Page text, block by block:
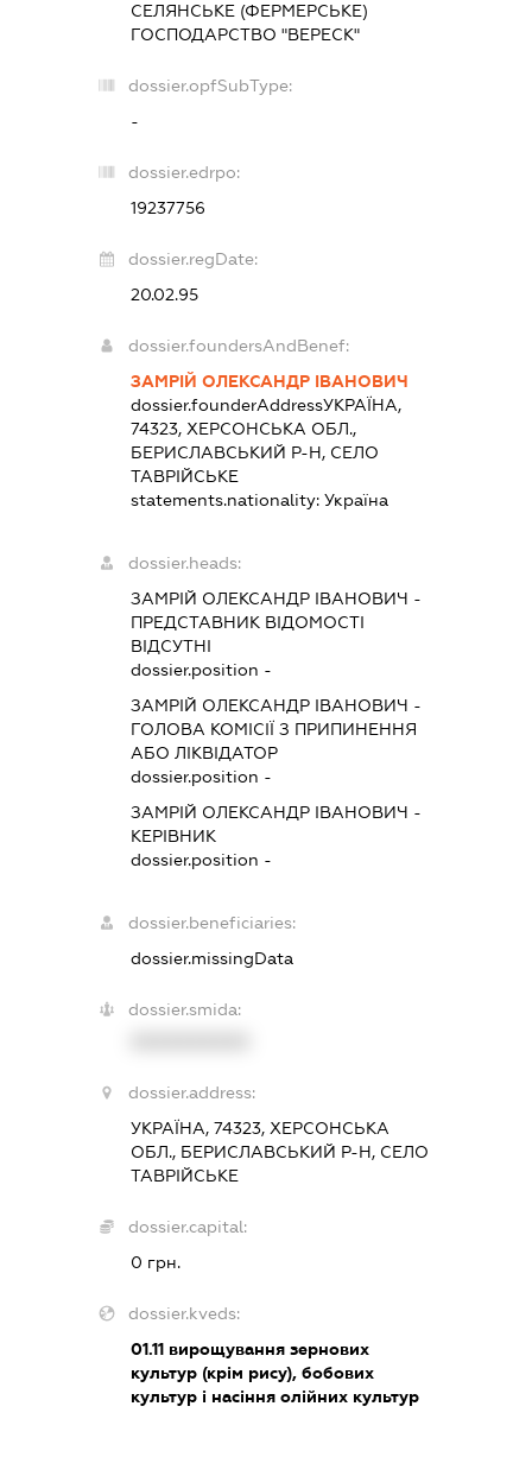
СЕЛЯНСЬКЕ (ФЕРМЕРСЬКЕ)
ГОСПОДАРСТВО "ВЕРЕСК"
dossier.opfSubType:
-
dossier.edrpo:
19237756
dossier.regDate:
20.02.95
dossier.foundersAndBenef:
ЗАМРІЙ ОЛЕКСАНДР ІВАНОВИЧ
dossier.founderAddressУКРАЇНА,
74323, ХЕРСОНСЬКА ОБЛ.,
БЕРИСЛАВСЬКИЙ Р-Н, СЕЛО
ТАВРІЙСЬКЕ
statements.nationality:Україна
dossier.heads:
ЗАМРІЙ ОЛЕКСАНДР ІВАНОВИЧ -
ПРЕДСТАВНИК ВІДОМОСТІ
ВІДСУТНІ
dossier.position -
ЗАМРІЙ ОЛЕКСАНДР ІВАНОВИЧ -
ГОЛОВА КОМІСІЇ З ПРИПИНЕННЯ
АБО ЛІКВІДАТОР
dossier.position -
ЗАМРІЙ ОЛЕКСАНДР ІВАНОВИЧ -
КЕРІВНИК
dossier.position -
dossier.beneficiaries:
dossier.missingData
dossier.smida:
dossier.address:
УКРАЇНА, 74323, ХЕРСОНСЬКА
ОБЛ., БЕРИСЛАВСЬКИЙ Р-Н, СЕЛО
ТАВРІЙСЬКЕ
dossier.capital:
0 грн.
dossier.kveds:
01.11 вирощування зернових
культур (крім рису), бобових
культур і насіння олійних культур